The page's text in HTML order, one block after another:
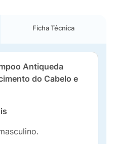
Ficha Técnica
Antiqueda
do Cabelo e